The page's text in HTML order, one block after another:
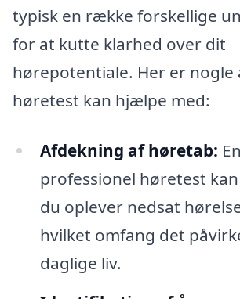
typisk en række forskellige
for at kutte klarhed over dit
hørepotentiale. Her er nogle
høretest kan hjælpe med:
Afdekning af høretab: En
professionel høretest
du oplever nedsat
hvilket omfang det
daglige liv.